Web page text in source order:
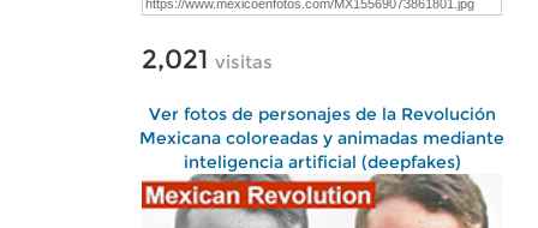
2,021 visitas
Ver fotos de personajes de la Revolución
Mexicana coloreadas y animadas mediante
inteligencia artificial (deepfakes)